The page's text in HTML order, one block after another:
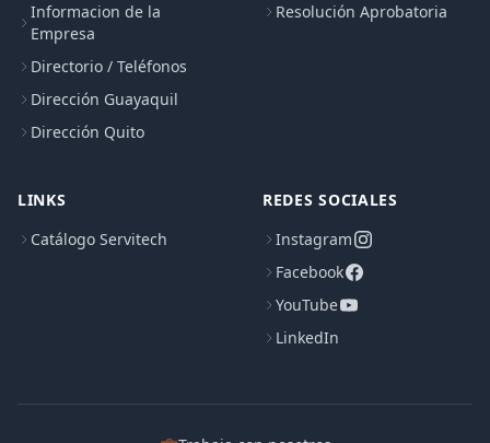
Informacion de la
Empresa
Directorio / Teléfonos
Dirección Guayaquil
Dirección Quito
Resolución Aprobatoria
LINKS
Catálogo Servitech
REDES SOCIALES
Instagram
Facebook
YouTube
LinkedIn